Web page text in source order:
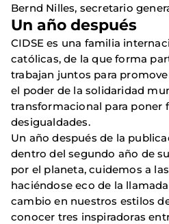
Bernd Nilles, secretario
Un año después
CIDSE es una familia
católicas, de la que forma
trabajan juntos para
el poder de la solidaridad
transformacional para poner
desigualdades.
Un año después de la
dentro del segundo año de
por el planeta, cuidemos a
haciéndose eco de la
cambio en nuestros estilos
conocer tres inspiradoras